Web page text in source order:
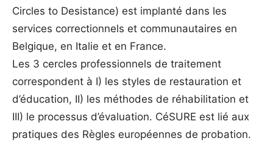
Circles to Desistance) est implanté dans les
services correctionnels et communautaires en
Belgique, en Italie et en France.
Les 3 cercles professionnels de traitement
correspondent à I) les styles de restauration et
d’éducation, II) les méthodes de réhabilitation et
III) le processus d’évaluation. CéSURE est lié aux
pratiques des Règles européennes de probation.